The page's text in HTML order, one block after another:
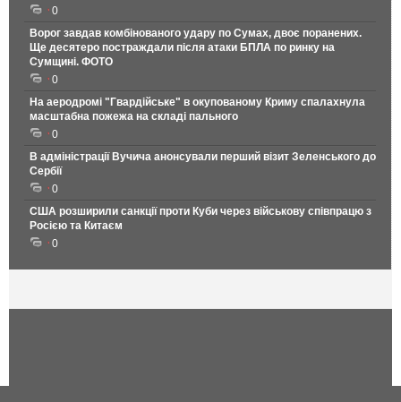
0
Ворог завдав комбінованого удару по Сумах, двоє поранених.
Ще десятеро постраждали після атаки БПЛА по ринку на
Сумщині. ФОТО
0
На аеродромі "Гвардійське" в окупованому Криму спалахнула
масштабна пожежа на складі пального
0
В адміністрації Вучича анонсували перший візит Зеленського до
Сербії
0
США розширили санкції проти Куби через військову співпрацю з
Росією та Китаєм
0